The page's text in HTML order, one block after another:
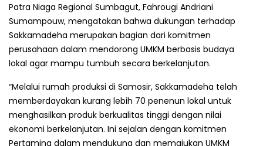
Patra Niaga Regional Sumbagut, Fahrougi Andriani
Sumampouw, mengatakan bahwa dukungan terhadap
Sakkamadeha merupakan bagian dari komitmen
perusahaan dalam mendorong UMKM berbasis budaya
lokal agar mampu tumbuh secara berkelanjutan.
“Melalui rumah produksi di Samosir, Sakkamadeha telah
memberdayakan kurang lebih 70 penenun lokal untuk
menghasilkan produk berkualitas tinggi dengan nilai
ekonomi berkelanjutan. Ini sejalan dengan komitmen
Pertamina dalam mendukung dan memajukan UMKM